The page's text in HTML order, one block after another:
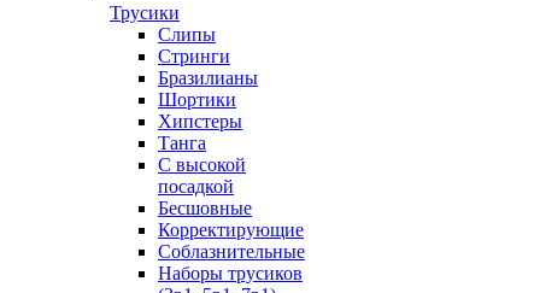
Трусики
Слипы
Стринги
Бразилианы
Шортики
Хипстеры
Танга
С высокой
посадкой
Бесшовные
Корректирующие
Соблазнительные
Наборы трусиков